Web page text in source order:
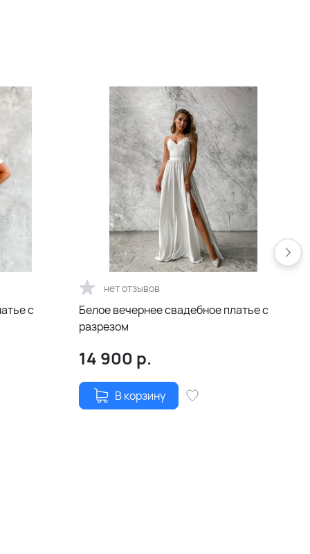
с
нет отзывов
Белое вечернее свадебное платье с
разрезом
14 900 р.
В корзину